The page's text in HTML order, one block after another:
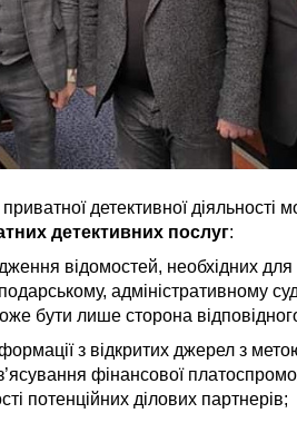
детективної діяльності
детективних послуг:
відомостей, необхідних
адміністративному
бути лише сторона
з відкритих джерел з
фінансової
потенційних ділових партнерів;